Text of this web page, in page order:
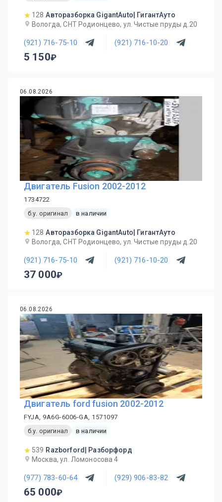
128 Авторазборка GigantAuto| ГигантАуто
Вологда, СНТ Родионцево, ул. Чистые пруды д.20
(921) 716-75-10 (921) 716-10-20
5 150
06.08.2026
Двигатель Fusion 2002-2012
1734722
б.у. оригинал
в наличии
128 Авторазборка GigantAuto| ГигантАуто
Вологда, СНТ Родионцево, ул. Чистые пруды д.20
(921) 716-75-10 (921) 716-10-20
37 000
06.08.2026
Двигатель ford fusion 2002-2012
FYJA, 9A6G-6006-GA, 1571097
б.у. оригинал
в наличии
539 Razborford| Разборфорд
Москва, ул. Ломоносова 4
(977) 783-60-64 (929) 906-83-82
65 000